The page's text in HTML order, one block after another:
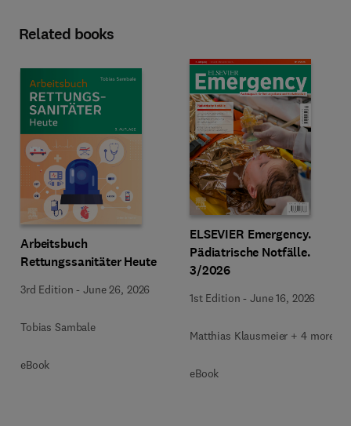
Related books
Arbeitsbuch
Rettungssanitäter Heute
3rd Edition -June 26, 2026
Tobias Sambale
eBook
ELSEVIER Emergency.
Pädiatrische Notfälle.
3/2026
1st Edition -June 16, 2026
Matthias Klausmeier + 4 more
eBook